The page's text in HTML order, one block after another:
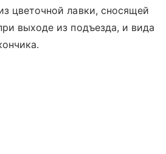
цветочной лавки, сносящей
выходе из подъезда, и вида